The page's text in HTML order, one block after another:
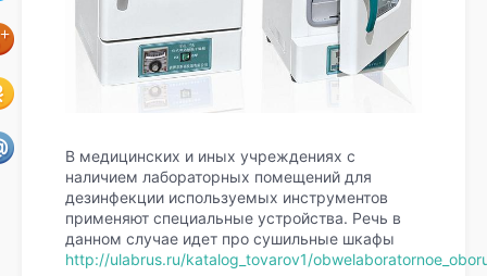
В медицинских и иных учреждениях с
наличием лабораторных помещений для
дезинфекции используемых инструментов
применяют специальные устройства. Речь в
данном случае идет про сушильные шкафы
http://ulabrus.ru/katalog_tovarov1/